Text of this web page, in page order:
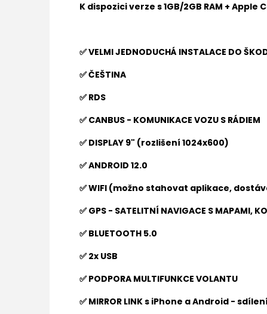
K dispozici verze s 1GB/2GB RAM +
✅ VELMI JEDNODUCHÁ INSTALACE DO
✅ ČEŠTINA
✅ RDS
✅ CANBUS - KOMUNIKACE VOZU S RÁDIEM
✅ DISPLAY 9" (rozlišení 1024x600)
✅ ANDROID 12.0
✅ WIFI (možno stahovat aplikace,
✅ GPS - SATELITNÍ NAVIGACE S MAPAMI,
✅ BLUETOOTH 5.0
✅ 2x USB
✅ PODPORA MULTIFUNKCE VOLANTU
✅ MIRROR LINK s iPhone a Android -